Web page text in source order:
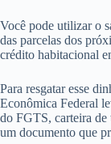
Você pode utilizar o
das parcelas dos
crédito habitacional
Para resgatar esse
Econômica Federal
do FGTS, carteira de
um documento que